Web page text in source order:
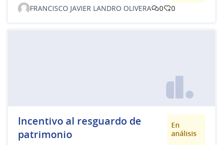
FRANCISCO JAVIER LANDRO OLIVERA 0 0
Incentivo al resguardo de
patrimonio
En
análisis